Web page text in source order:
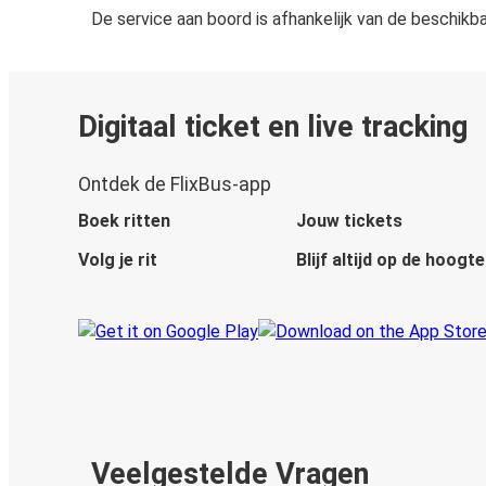
De service aan boord is afhankelijk van de
Digitaal ticket en live tracking
Ontdek de FlixBus-app
Boek ritten
Jouw tickets
Volg je rit
Blijf altijd op de hoogte
Veelgestelde Vragen